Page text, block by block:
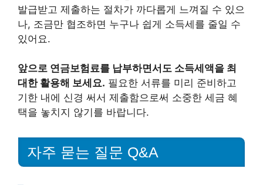
발급받고 제출하는 절차가 까다롭게 느껴질 수 있으
나, 조금만 협조하면 누구나 쉽게 소득세를 줄일 수
있어요.
앞으로 연금보험료를 납부하면서도 소득세액을 최
대한 활용해 보세요. 필요한 서류를 미리 준비하고
기한 내에 신경 써서 제출함으로써 소중한 세금 혜
택을 놓치지 않기를 바랍니다.
자주 묻는 질문 Q&A